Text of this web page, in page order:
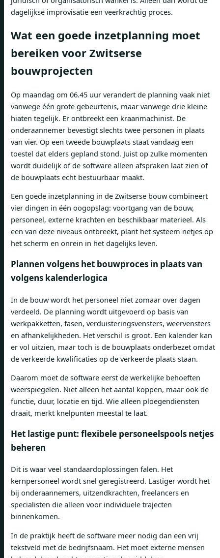
dagelijkse improvisatie een veerkrachtig proces.
Wat een goede inzetplanning moet
bereiken voor Zwitserse
bouwprojecten
Op maandag om 06.45 uur verandert de planning vaak niet
vanwege één grote gebeurtenis, maar vanwege drie kleine
hiaten tegelijk. Er ontbreekt een kraanmachinist. De
onderaannemer bevestigt slechts twee personen in plaats
van vier. Op een tweede bouwplaats staat vandaag een
toestel dat elders gepland stond. Juist op zulke momenten
wordt duidelijk of de software alleen afspraken laat zien of
de bouwplaats echt bestuurbaar maakt.
Een goede inzetplanning in de Zwitserse bouw combineert
vier dingen in één oogopslag: voortgang van de bouw,
personeel, externe krachten en beschikbaar materieel. Als
een van deze niveaus ontbreekt, plant het systeem netjes op
het scherm en onrein in het dagelijks leven.
Plannen volgens het bouwproces in plaats van
volgens kalenderlogica
In de bouw wordt het personeel niet zomaar over dagen
verdeeld. De planning wordt uitgevoerd op basis van
werkpakketten, fasen, verduisteringsvensters, weervensters
en afhankelijkheden. Het verschil is groot. Een kalender kan
er vol uitzien, maar toch is de bouwplaats onderbezet omdat
de verkeerde kwalificaties op de verkeerde plaats staan.
Daarom moet de software eerst de werkelijke behoeften
weerspiegelen. Niet alleen het aantal koppen, maar ook de
functie, duur, locatie en tijd. Wie alleen ploegendiensten
draait, merkt knelpunten meestal te laat.
Het lastige punt: flexibele personeelspools netjes
beheren
Dit is waar veel standaardoplossingen falen. Het
kernpersoneel wordt snel geregistreerd. Lastiger wordt het
bij onderaannemers, uitzendkrachten, freelancers en
specialisten die alleen voor individuele trajecten
binnenkomen.
In de praktijk heeft de software meer nodig dan een vrij
tekstveld met de bedrijfsnaam. Het moet externe mensen